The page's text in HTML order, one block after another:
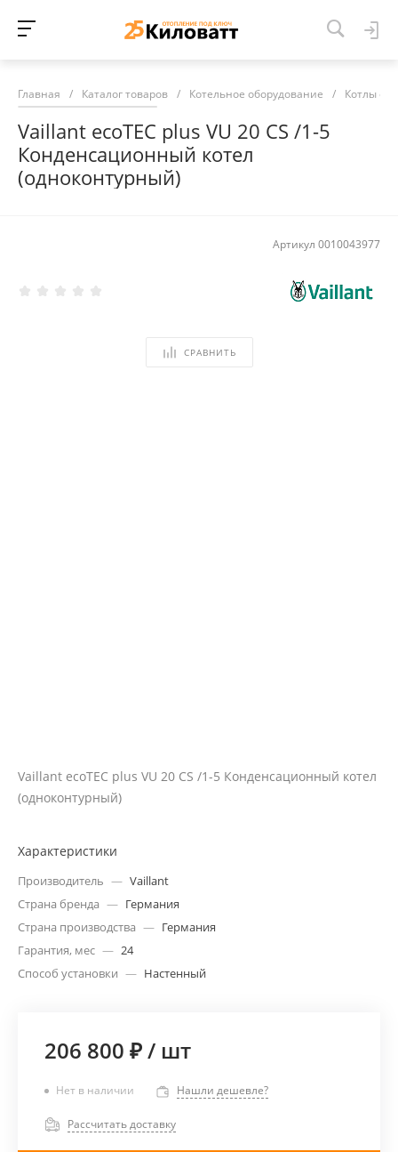
Главная / Каталог товаров / Котельное оборудование / Котлы
Vaillant ecoTEC plus VU 20 CS /1-5
Конденсационный котел
(одноконтурный)
Артикул 0010043977
СРАВНИТЬ
Vaillant ecoTEC plus VU 20 CS /1-5 Конденсационный котел
(одноконтурный)
Характеристики
Производитель — Vaillant
Страна бренда — Германия
Страна производства — Германия
Гарантия, мес — 24
Способ установки — Настенный
206 800 ₽/ шт
Нет в наличии Нашли дешевле?
Рассчитать доставку